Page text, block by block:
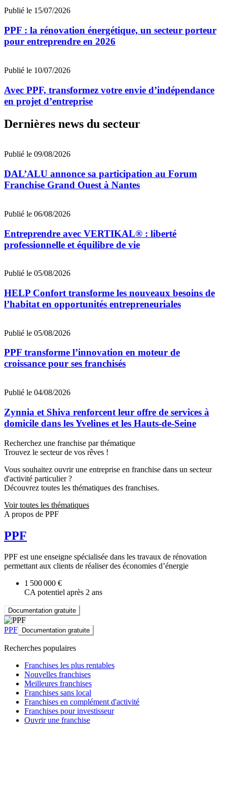
Publié le 15/07/2026
PPF : la rénovation énergétique, un secteur porteur
pour entreprendre en 2026
Publié le 10/07/2026
Avec PPF, transformez votre envie d’indépendance
en projet d’entreprise
Dernières news du secteur
Publié le 09/08/2026
DAL’ALU annonce sa participation au Forum
Franchise Grand Ouest à Nantes
Publié le 06/08/2026
Entreprendre avec VERTIKAL® : liberté
professionnelle et équilibre de vie
Publié le 05/08/2026
HELP Confort transforme les nouveaux besoins de
l’habitat en opportunités entrepreneuriales
Publié le 05/08/2026
PPF transforme l’innovation en moteur de
croissance pour ses franchisés
Publié le 04/08/2026
Zynnia et Shiva renforcent leur offre de services à
domicile dans les Yvelines et les Hauts-de-Seine
Recherchez une franchise par thématique
Trouvez le secteur de vos rêves !
Vous souhaitez ouvrir une entreprise en franchise dans un secteur
d'activité particulier ?
Découvrez toutes les thématiques des franchises.
Voir toutes les thématiques
A propos de PPF
PPF
PPF est une enseigne spécialisée dans les travaux de rénovation
permettant aux clients de réaliser des économies d’énergie
1 500 000 €
CA potentiel après 2 ans
Documentation gratuite
PPF Documentation gratuite
Recherches populaires
Franchises les plus rentables
Nouvelles franchises
Meilleures franchises
Franchises sans local
Franchises en complément d'activité
Franchises pour investisseur
Ouvrir une franchise